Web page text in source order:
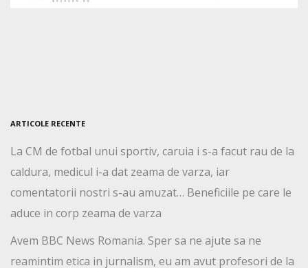
ARTICOLE RECENTE
La CM de fotbal unui sportiv, caruia i s-a facut rau de la
caldura, medicul i-a dat zeama de varza, iar
comentatorii nostri s-au amuzat… Beneficiile pe care le
aduce in corp zeama de varza
Avem BBC News Romania. Sper sa ne ajute sa ne
reamintim etica in jurnalism, eu am avut profesori de la